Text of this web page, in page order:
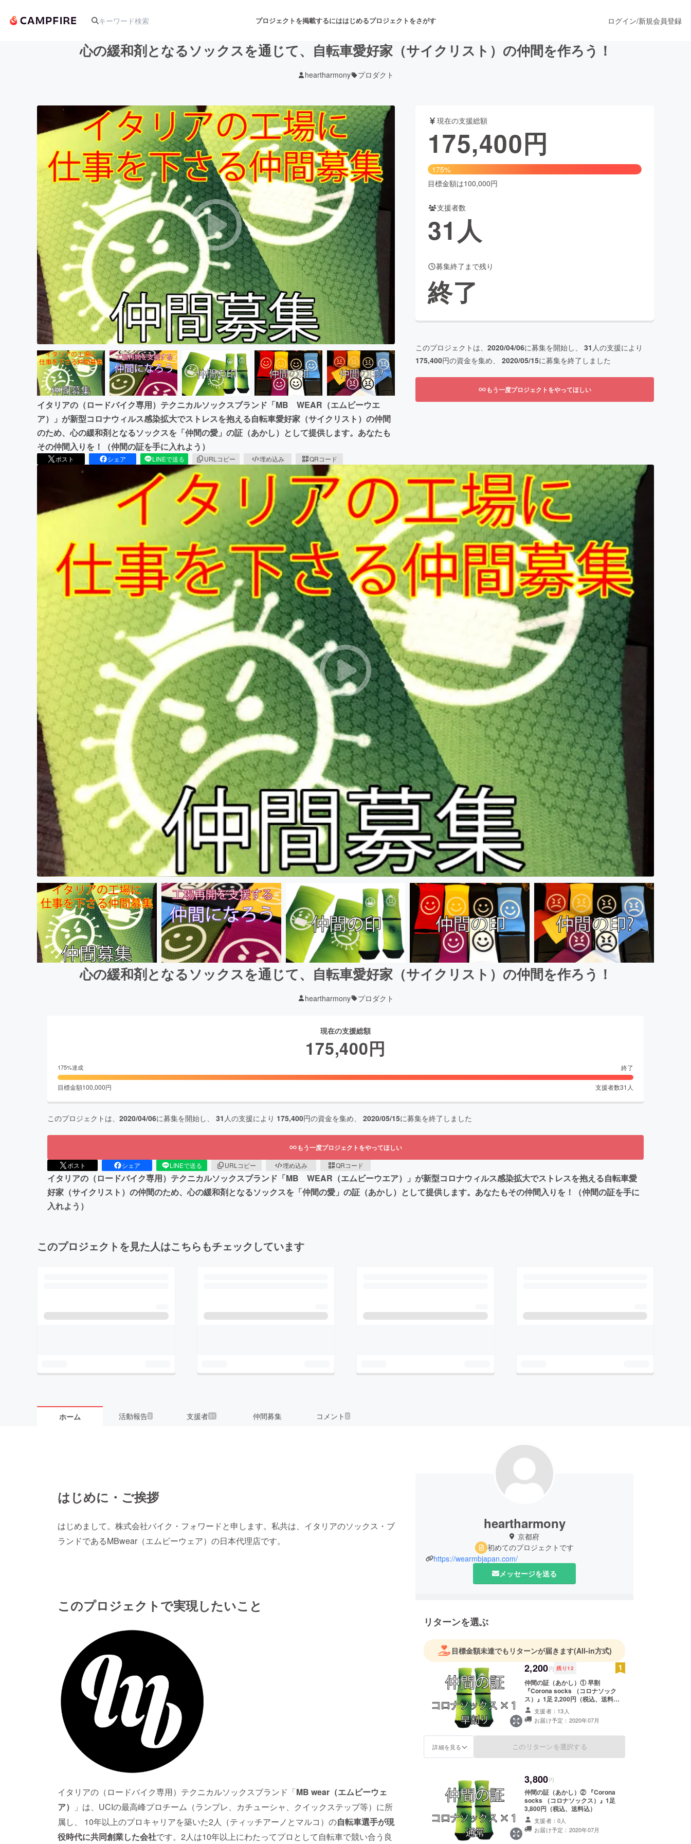
プロジェクトを掲載するにははじめるプロジェクトをさがす
アート・写真 音楽 舞台・パフォーマンス
テクノロジー・ガジェット ゲーム・サービス開発 フード・飲食店 ファッション
映像・映画 書籍・雑誌出版 アニメ・漫画
ビジネス・起業 チャレンジ ビューティー・ヘルスケア
まちづくり・地域活性化
CAMPFIRE for Social GoodCAMPFIRE Creation
CAMPFIREふるさと納税machi-ya
ログイン/新規会員登録
心の緩和剤となるソックスを通じて、自転車愛好家（サイクリスト）の仲間を作ろう！
heartharmony プロダクト
イタリアの（ロードバイク専用）テクニカルソックスブランド「MB WEAR（エムビーウエ
ア）」が新型コロナウィルス感染拡大でストレスを抱える自転車愛好家（サイクリスト）の仲間
のため、心の緩和剤となるソックスを「仲間の愛」の証（あかし）として提供します。あなたも
その仲間入りを！（仲間の証を手に入れよう）
ポスト シェア LINEで送る URLコピー 埋め込み QRコード
現在の支援総額
175,400円
175%
目標金額は100,000円
支援者数
31 人
募集終了まで残り
終了
このプロジェクトは、 2020/04/06に募集を開始し、 31 人の支援により
175,400円の資金を集め、 2020/05/15に募集を終了しました
もう一度プロジェクトをやってほしい
心の緩和剤となるソックスを通じて、自転車愛好家（サイクリスト）の仲間を作ろう！
heartharmony プロダクト
現在の支援総額
175,400円
175%達成 終了
目標金額100,000円 支援者数31 人
このプロジェクトは、 2020/04/06に募集を開始し、 31 人の支援により 175,400円の資金を集め、 2020/05/15に募集を終了しました
もう一度プロジェクトをやってほしい
ポスト シェア LINEで送る URLコピー 埋め込み QRコード
イタリアの（ロードバイク専用）テクニカルソックスブランド「MB WEAR（エムビーウエア）」が新型コロナウィルス感染拡大でストレスを抱える自転車愛
好家（サイクリスト）の仲間のため、心の緩和剤となるソックスを「仲間の愛」の証（あかし）として提供します。あなたもその仲間入りを！（仲間の証を手に
入れよう）
このプロジェクトを見た人はこちらもチェックしています
ホーム 活動報告2 支援者31 仲間募集 コメント 2
はじめに・ご挨拶
はじめまして。株式会社バイク・フォワードと申します。私共は、イタリアのソックス・ブ
ランドであるMBwear（エムビーウェア）の日本代理店です。
このプロジェクトで実現したいこと
イタリアの（ロードバイク専用）テクニカルソックスブランド「MB wear（エムビーウェ
ア）
」は、UCIの最高峰プロチーム（ランプレ、カチューシャ、クイックステップ等）に所
属し、 10年以上のプロキャリアを築いた2人（ティッチアーノとマルコ）の自転車選手が現
役時代に共同創業した会社です。2人は10年以上にわたってプロとして自転車で競い合う良
heartharmony
京都府
初めてのプロジェクトです
https://wearmbjapan.com/
メッセージを送る
リターンを選ぶ
目標金額未達でもリターンが届きます(All-in方式)
2,200円 残り12
仲間の証（あかし）① 早割
『Corona socks （コロナソック
ス）』1足 2,200円（税込、送料
込）支援者：13人
お届け予定：2020年07月
詳細を見る このリターンを選択する
3,800円
仲間の証（あかし）② 『Corona
socks （コロナソックス）』1足
3,800円（税込、送料込）
支援者：0人
お届け予定：2020年07月